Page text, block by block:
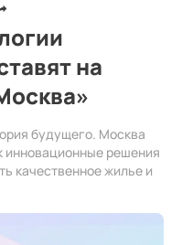
на
будущего. Москва
инновационные решения
качественное жилье и